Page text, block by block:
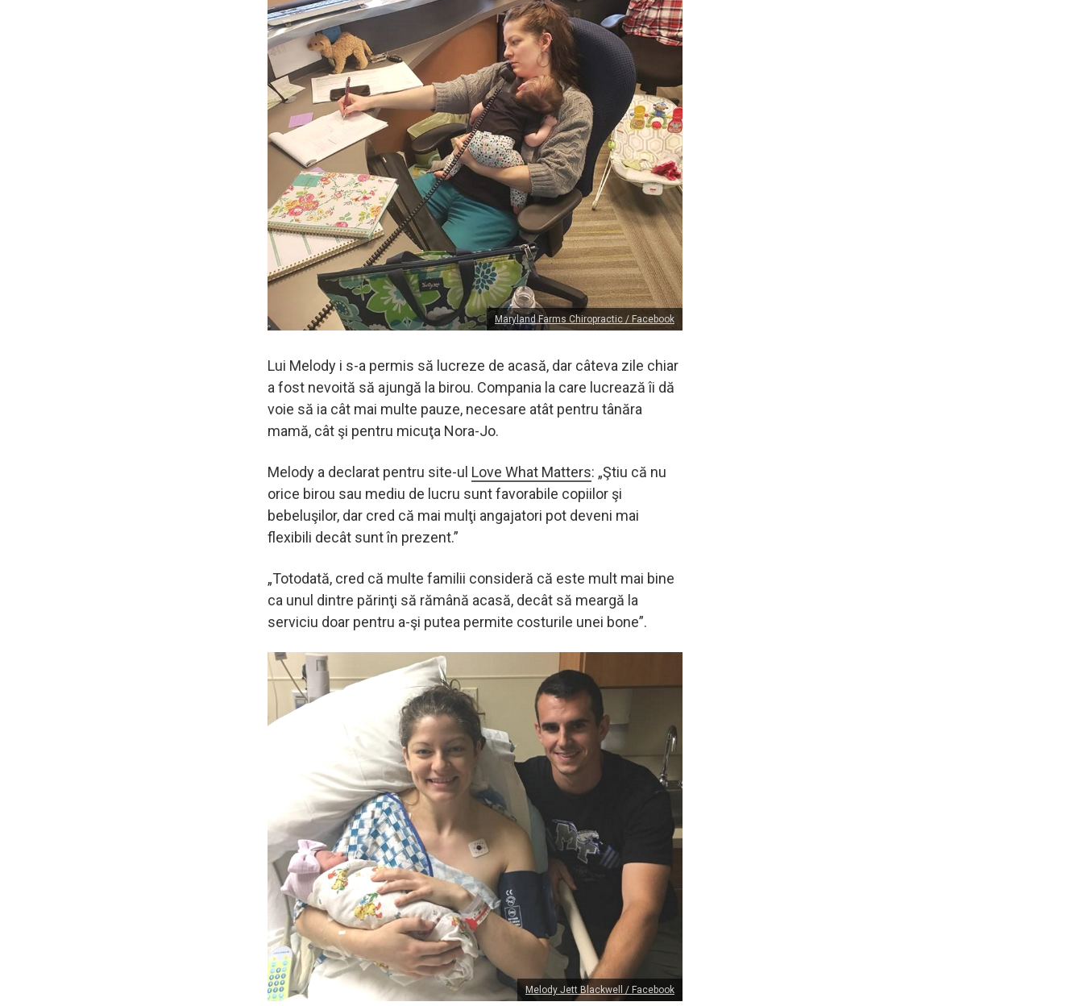
Maryland Farms Chiropractic / Facebook
Lui Melody i s-a permis să lucreze de acasă, dar câteva zile chiar
a fost nevoită să ajungă la birou. Compania la care lucrează îi dă
voie să ia cât mai multe pauze, necesare atât pentru tânăra
mamă, cât şi pentru micuţa Nora-Jo.
Melody a declarat pentru site-ul Love What Matters: „Ştiu că nu
orice birou sau mediu de lucru sunt favorabile copiilor şi
bebeluşilor, dar cred că mai mulţi angajatori pot deveni mai
flexibili decât sunt în prezent.”
„Totodată, cred că multe familii consideră că este mult mai bine
ca unul dintre părinţi să rămână acasă, decât să meargă la
serviciu doar pentru a-şi putea permite costurile unei bone”.
Melody Jett Blackwell / Facebook